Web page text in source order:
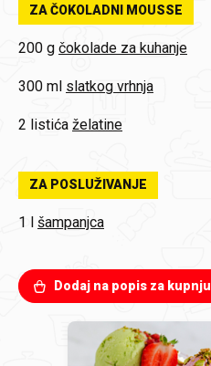
ZA ČOKOLADNI MOUSSE
200 g čokolade za kuhanje
300 ml slatkog vrhnja
2 listića želatine
ZA POSLUŽIVANJE
1 l šampanjca
Dodaj na popis za kupnju